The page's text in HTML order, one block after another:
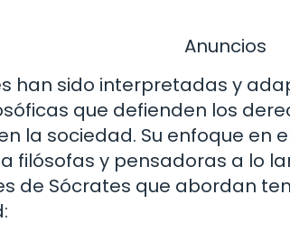
Anuncios
han sido interpretadas y
que defienden los
la sociedad. Su enfoque en
filósofas y pensadoras a lo
de Sócrates que abordan